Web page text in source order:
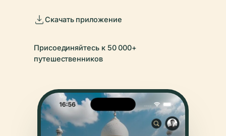
Скачать приложение
Присоединяйтесь к 50 000+
путешественников